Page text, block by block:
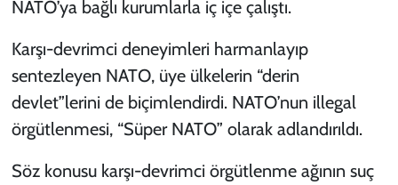
NATO’ya bağlı kurumlarla iç içe çalıştı.
Karşı-devrimci deneyimleri harmanlayıp
sentezleyen NATO, üye ülkelerin “derin
devlet”lerini de biçimlendirdi. NATO’nun illegal
örgütlenmesi, “Süper NATO” olarak adlandırıldı.
Söz konusu karşı-devrimci örgütlenme ağının suç